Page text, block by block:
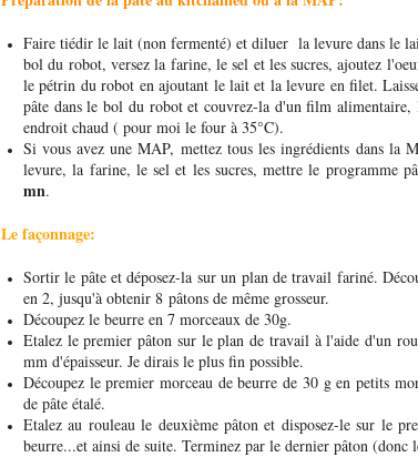
Faire tiédir le lait (non fermenté) et diluer la levure dans le
bol du robot, versez la farine, le sel et les sucres, ajoutez
le pétrin du robot en ajoutant le lait et la levure en filet.
pâte dans le bol du robot et couvrez-la d'un film alimentaire,
endroit chaud ( pour moi le four à 35°C).
Si vous avez une MAP, mettez tous les ingrédients dans la
levure, la farine, le sel et les sucres, mettre le programme
mn.
Le façonnage:
Sortir le pâte et déposez-la sur un plan de travail fariné.
en 2, jusqu'à obtenir 8 pâtons de même grosseur.
Découpez le beurre en 7 morceaux de 30g.
Etalez le premier pâton sur le plan de travail à l'aide d'un
mm d'épaisseur. Je dirais le plus fin possible.
Découpez le premier morceau de beurre de 30 g en petits
de pâte étalé.
Etalez au rouleau le deuxième pâton et disposez-le sur le
beurre...et ainsi de suite. Terminez par le dernier pâton (donc